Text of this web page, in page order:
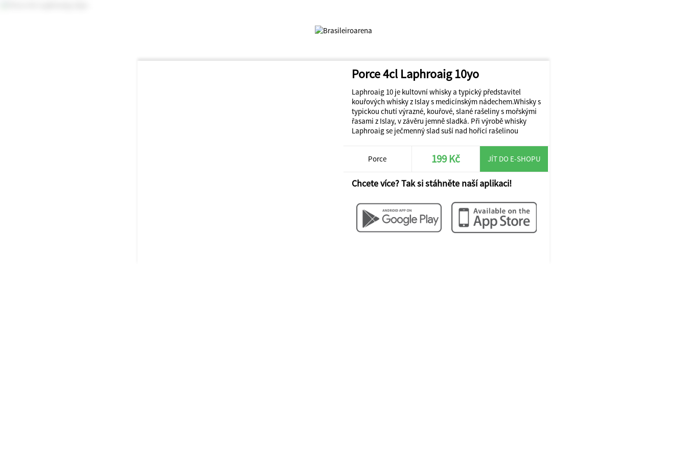
Porce 4cl Laphroaig 10yo
Laphroaig 10 je kultovní whisky a typický představitel
kouřových whisky z Islay s medicínským nádechem.Whisky s
typickou chutí výrazné, kouřové, slané rašeliny s mořskými
řasami z Islay, v závěru jemně sladká. Při výrobě whisky
Laphroaig se ječmenný slad suší nad hořící rašelinou
Porce 199 Kč JÍT DO E-SHOPU
Chcete více? Tak si stáhněte naší aplikaci!